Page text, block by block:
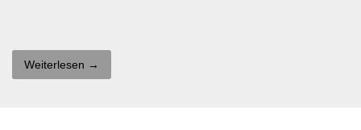
Weiterlesen →